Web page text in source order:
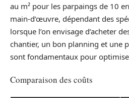
au m² pour les parpaings de 10
main-d’œuvre, dépendant des
lorsque l’on envisage d’acheter
chantier, un bon planning et une
sont fondamentaux pour
Comparaison des coûts